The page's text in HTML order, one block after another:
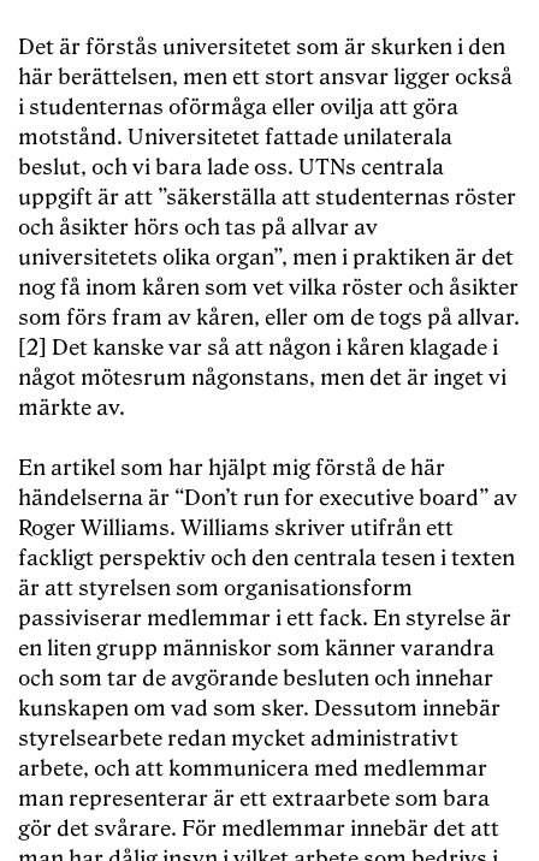
Det är förstås universitetet som är skurken i den
här berättelsen, men ett stort ansvar ligger också
i studenternas oförmåga eller ovilja att göra
motstånd. Universitetet fattade unilaterala
beslut, och vi bara lade oss. UTNs centrala
uppgift är att ”säkerställa att studenternas röster
och åsikter hörs och tas på allvar av
universitetets olika organ”, men i praktiken är det
nog få inom kåren som vet vilka röster och åsikter
som förs fram av kåren, eller om de togs på allvar.
[2] Det kanske var så att någon i kåren klagade i
något mötesrum någonstans, men det är inget vi
märkte av.
En artikel som har hjälpt mig förstå de här
händelserna är “Don’t run for executive board” av
Roger Williams. Williams skriver utifrån ett
fackligt perspektiv och den centrala tesen i texten
är att styrelsen som organisationsform
passiviserar medlemmar i ett fack. En styrelse är
en liten grupp människor som känner varandra
och som tar de avgörande besluten och innehar
kunskapen om vad som sker. Dessutom innebär
styrelsearbete redan mycket administrativt
arbete, och att kommunicera med medlemmar
man representerar är ett extraarbete som bara
gör det svårare. För medlemmar innebär det att